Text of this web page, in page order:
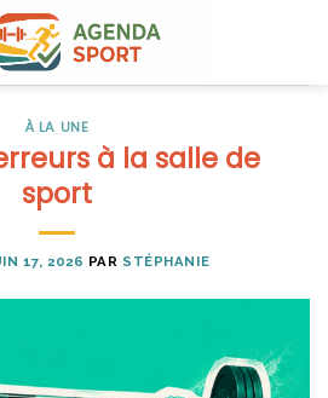
À LA UNE
à la salle de
sport
17, 2026 PAR STÉPHANIE